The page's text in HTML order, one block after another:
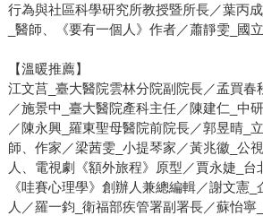
行為與社區科學研究所教授暨所長／葉丙
_醫師、《要有一個人》作者／蕭靜雯_國
【溫暖推薦】
江文莒_臺大醫院雲林分院副院長／孟買春
／施景中_臺大醫院產科主任／陳建仁_中
／陳永興_羅東聖母醫院前院長／郭昱晴_
師、作家／梁茜雯_小提琴家／黃兆徽_公
人、電視劇《額外旅程》原型／賈永婕_台
《哇賽心理學》創辦人兼總編輯／謝文憲
人／羅一鈞_衛福部疾管署副署長／蘇怡寧